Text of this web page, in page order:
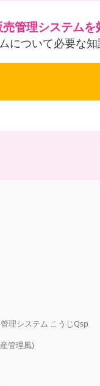
管理システムを
について必要な
理システム こうじQsp
管理風)